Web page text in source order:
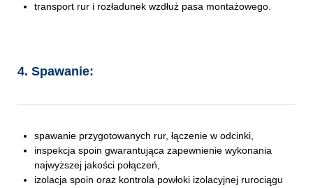
transport rur i rozładunek wzdłuż pasa montażowego.
4. Spawanie:
spawanie przygotowanych rur, łączenie w odcinki,
inspekcja spoin gwarantująca zapewnienie wykonania
najwyższej jakości połączeń,
izolacja spoin oraz kontrola powłoki izolacyjnej rurociągu